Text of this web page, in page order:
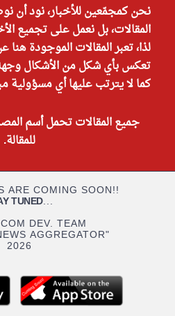
نحن كمجمّعين للأخبار، نود أن
المقالات، بل نعمل على تجميع
لذا، تعبر المقالات الموجودة
تعكس بأي شكل من الأشكال
كما لا يترتب عليها أي مسؤولية
جميع المقالات تحمل أسم
للمقالة.
ARE COMING SOON!!
TUNED...
DEV. TEAM
AGGREGATOR"
2026